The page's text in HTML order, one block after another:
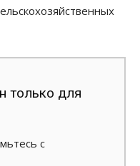
только для
с